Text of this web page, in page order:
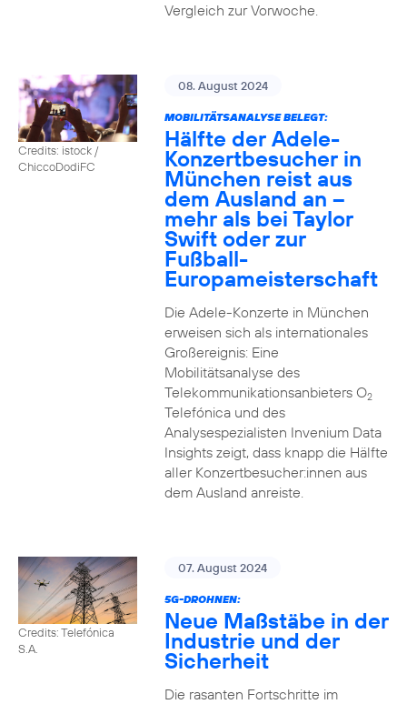
Vergleich zur Vorwoche.
Credits: istock /
ChiccoDodiFC
08. August 2024
MOBILITÄTSANALYSE BELEGT:
Hälfte der Adele-
Konzertbesucher in
München reist aus
dem Ausland an –
mehr als bei Taylor
Swift oder zur
Fußball-
Europameisterschaft
Die Adele-Konzerte in München
erweisen sich als internationales
Großereignis: Eine
Mobilitätsanalyse des
Telekommunikationsanbieters O2
Telefónica und des
Analysespezialisten Invenium Data
Insights zeigt, dass knapp die Hälfte
aller Konzertbesucher:innen aus
dem Ausland anreiste.
Credits: Telefónica
S.A.
07. August 2024
5G-DROHNEN:
Neue Maßstäbe in der
Industrie und der
Sicherheit
Die rasanten Fortschritte im